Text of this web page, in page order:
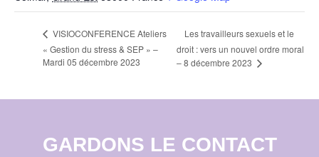
VISIOCONFERENCE Ateliers
« Gestion du stress & SEP » –
Mardi 05 décembre 2023
Les travailleurs sexuels et le
droit : vers un nouvel ordre moral
– 8 décembre 2023
GARDONS LE CONTACT